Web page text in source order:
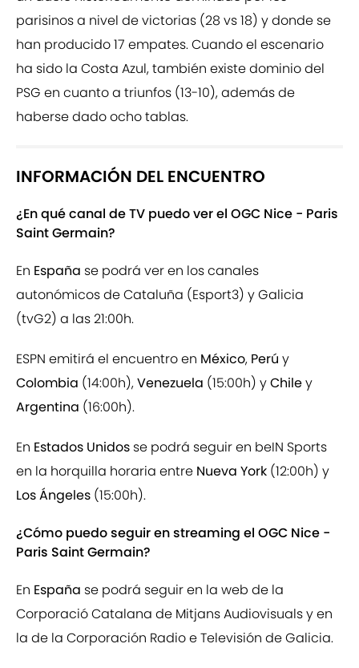
parisinos a nivel de victorias (28 vs 18) y donde se
han producido 17 empates. Cuando el escenario
ha sido la Costa Azul, también existe dominio del
PSG en cuanto a triunfos (13-10), además de
haberse dado ocho tablas.
INFORMACIÓN DEL ENCUENTRO
¿En qué canal de TV puedo ver el OGC Nice - Paris
Saint Germain?
En España se podrá ver en los canales
autonómicos de Cataluña (Esport3) y Galicia
(tvG2) a las 21:00h.
ESPN emitirá el encuentro en México, Perú y
Colombia (14:00h),Venezuela (15:00h) yChiley
Argentina (16:00h).
En Estados Unidos se podrá seguir en beIN Sports
en la horquilla horaria entre Nueva York (12:00h) y
Los Ángeles (15:00h).
¿Cómo puedo seguir en streaming el OGC Nice -
Paris Saint Germain?
En España se podrá seguir en la web de la
Corporació Catalana de Mitjans Audiovisuals y en
la de la Corporación Radio e Televisión de Galicia.